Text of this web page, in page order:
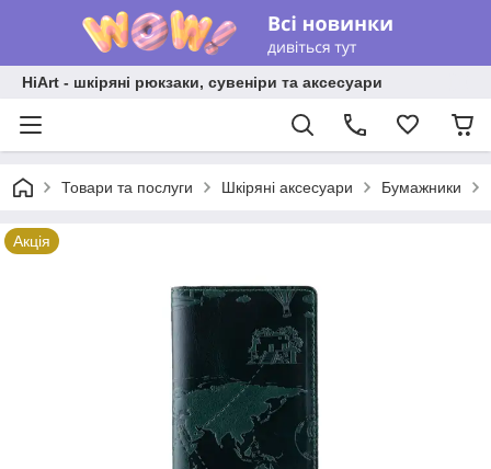
HiArt - шкіряні рюкзаки, сувеніри та аксесуари
Товари та послуги Шкіряні аксесуари Бумажники
Акція